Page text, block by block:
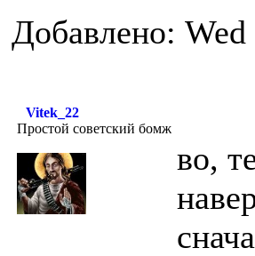
Добавлено:
Vitek_22
Простой советский бомж
во,